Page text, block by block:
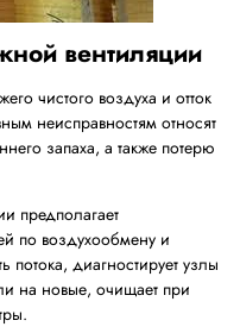
вентиляции
чистого воздуха и отток
неисправностям относят
запаха, а также потерю
предполагает
по воздухообмену и
потока, диагностирует узлы
на новые, очищает при